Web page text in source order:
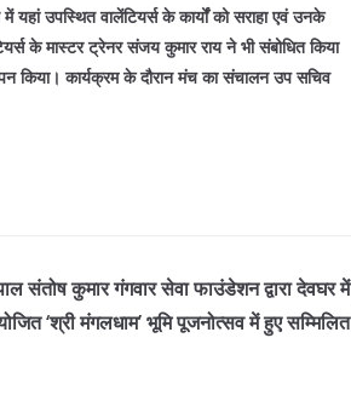
उपस्थित वालेंटियर्स के कार्यों को सराहा एवं उनके
के मास्टर ट्रेनर संजय कुमार राय ने भी संबोधित किया
किया। कार्यक्रम के दौरान मंच का संचालन उप सचिव
संतोष कुमार गंगवार सेवा फाउंडेशन द्वारा देवघर में
‘श्री मंगलधाम’ भूमि पूजनोत्सव में हुए सम्मिलित